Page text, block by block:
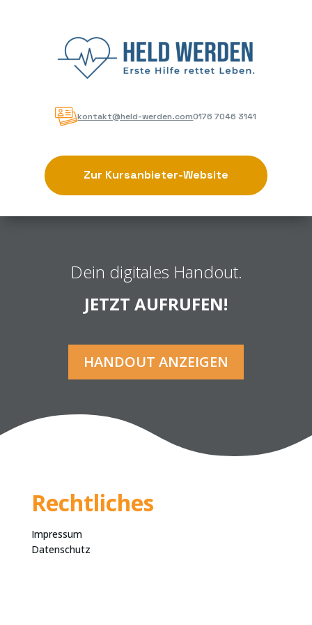
kontakt@held-werden.com0176 7046 3141
Zur Kursanbieter-Website
Dein digitales Handout.
JETZT AUFRUFEN!
HANDOUT ANZEIGEN
Rechtliches
Impressum
Datenschutz